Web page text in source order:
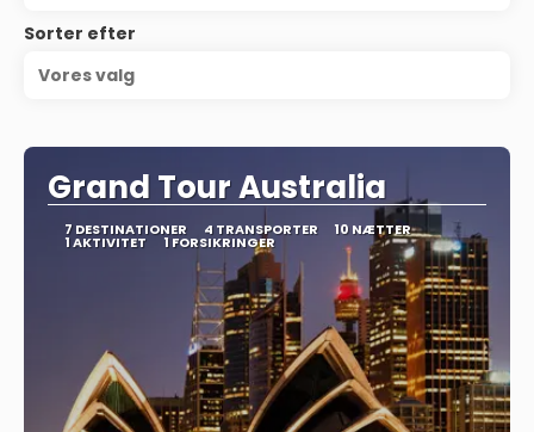
Sorter efter
Vores valg
Grand Tour Australia
7 DESTINATIONER 4 TRANSPORTER 10 NÆTTER
1 AKTIVITET 1 FORSIKRINGER